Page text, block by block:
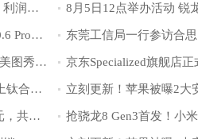
全球第二大存储芯片制造商SK海力士 利润暴跌60%
全空间三维GIS技术前瞻，MapGIS 10.6 Pro焕新而来
HarmonyOS创新实训营深圳站收官，美图秀秀、邮储银行、中信银行等20余企业积极拥抱鸿蒙生态
抢骁龙8 Gen3首发！小米14 Pro要用上钛合金：双11前登场
佳景健康（872864）：拟10派16.80元，共派送现金2.22亿元